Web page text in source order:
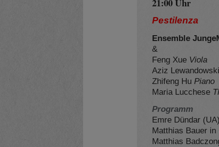
21:00 Uhr
Pestilenza
Ensemble
&
Feng Xue Viola
Aziz
Zhifeng HuPiano
Maria Lucchese
Programm
Emre Dündar
Matthias Bauer
Matthias